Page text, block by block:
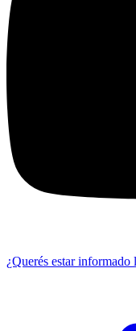
¿Querés estar informado